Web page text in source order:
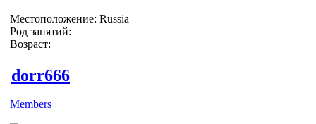
Местоположение: Russia
Род занятий:
Возраст:
dorr666
Members